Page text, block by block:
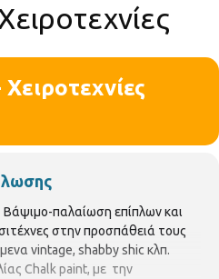
Βάψιμο-παλαίωση επίπλων και
στην προσπάθειά τους
vintage, shabby shic κλπ.
Chalk paint, με την